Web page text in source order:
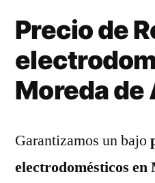
Precio de
Moreda de
Garantizamos un bajo
electrodomésticos